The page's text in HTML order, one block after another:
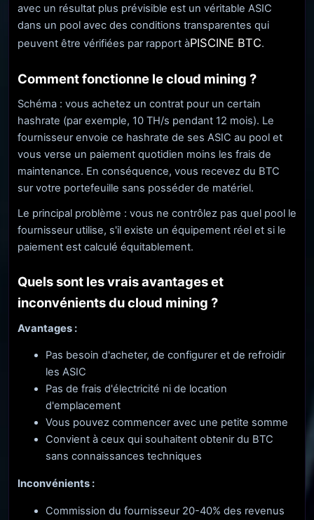
avec un résultat plus prévisible est un véritable ASIC
dans un pool avec des conditions transparentes qui
peuvent être vérifiées par rapport àPISCINE BTC.
Comment fonctionne le cloud mining ?
Schéma : vous achetez un contrat pour un certain
hashrate (par exemple, 10 TH/s pendant 12 mois). Le
fournisseur envoie ce hashrate de ses ASIC au pool et
vous verse un paiement quotidien moins les frais de
maintenance. En conséquence, vous recevez du BTC
sur votre portefeuille sans posséder de matériel.
Le principal problème : vous ne contrôlez pas quel pool le
fournisseur utilise, s'il existe un équipement réel et si le
paiement est calculé équitablement.
Quels sont les vrais avantages et
inconvénients du cloud mining ?
Avantages :
Pas besoin d'acheter, de configurer et de refroidir
les ASIC
Pas de frais d'électricité ni de location
d'emplacement
Vous pouvez commencer avec une petite somme
Convient à ceux qui souhaitent obtenir du BTC
sans connaissances techniques
Inconvénients :
Commission du fournisseur 20-40% des revenus